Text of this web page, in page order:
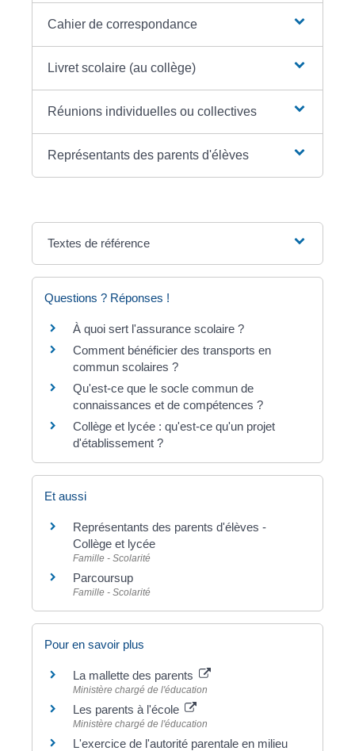
Cahier de correspondance
Livret scolaire (au collège)
Réunions individuelles ou collectives
Représentants des parents d'élèves
Textes de référence
Questions ? Réponses !
À quoi sert l'assurance scolaire ?
Comment bénéficier des transports en
commun scolaires ?
Qu'est-ce que le socle commun de
connaissances et de compétences ?
Collège et lycée : qu'est-ce qu'un projet
d'établissement ?
Et aussi
Représentants des parents d'élèves -
Collège et lycée
Famille - Scolarité
Parcoursup
Famille - Scolarité
Pour en savoir plus
La mallette des parents
Ministère chargé de l'éducation
Les parents à l'école
Ministère chargé de l'éducation
L'exercice de l'autorité parentale en milieu